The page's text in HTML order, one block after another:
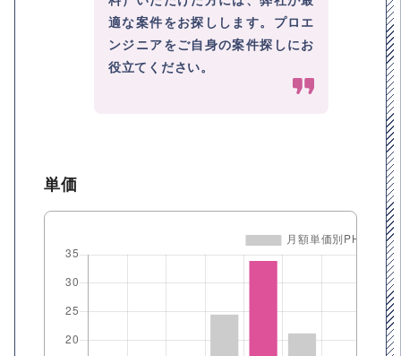
適な案件をお探しします。プロエ
ンジニアをご自身の案件探しにお
役立てください。
単価